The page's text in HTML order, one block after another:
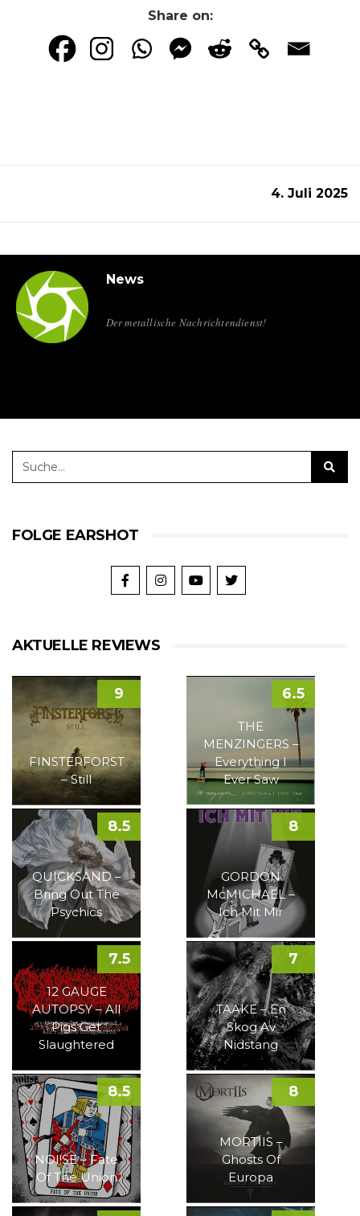
Share on:
4. Juli 2025
News
Der metallische Nachrichtendienst!
FOLGE EARSHOT
AKTUELLE REVIEWS
FINSTERFORST
– Still
9
THE
MENZINGERS –
Everything I
Ever Saw
6.5
QUICKSAND –
Bring Out The
Psychics
8.5
GORDON
McMICHAEL –
Ich Mit Mir
8
12 GAUGE
AUTOPSY – All
Pigs Get
Slaughtered
7.5
TAAKE – En
Skog Av
Nidstang
7
NOI!SE – Fate
Of The Union
8.5
MORTIIS –
Ghosts Of
Europa
8